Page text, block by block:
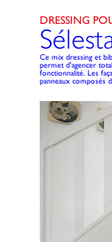
DRESSING
Ce mix dressing et
permet d'agencer
fonctionnalité. Les
panneaux composés